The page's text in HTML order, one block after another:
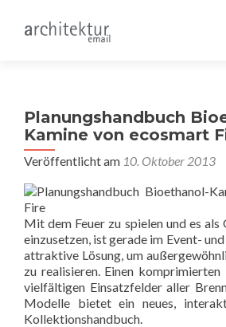
Planungshandbuch
Kamine von ecosmart
Veröffentlicht am 10. Oktober 2013
Mit dem Feuer zu spielen und es als
einzusetzen, ist gerade im Event-
attraktive Lösung, um
zu realisieren. Einen
vielfältigen Einsatzfelder aller
Modelle bietet ein neues,
Kollektionshandbuch.